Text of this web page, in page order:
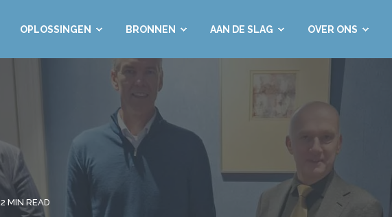
OPLOSSINGEN BRONNEN AAN DE SLAG OVER ONS
2 MIN READ